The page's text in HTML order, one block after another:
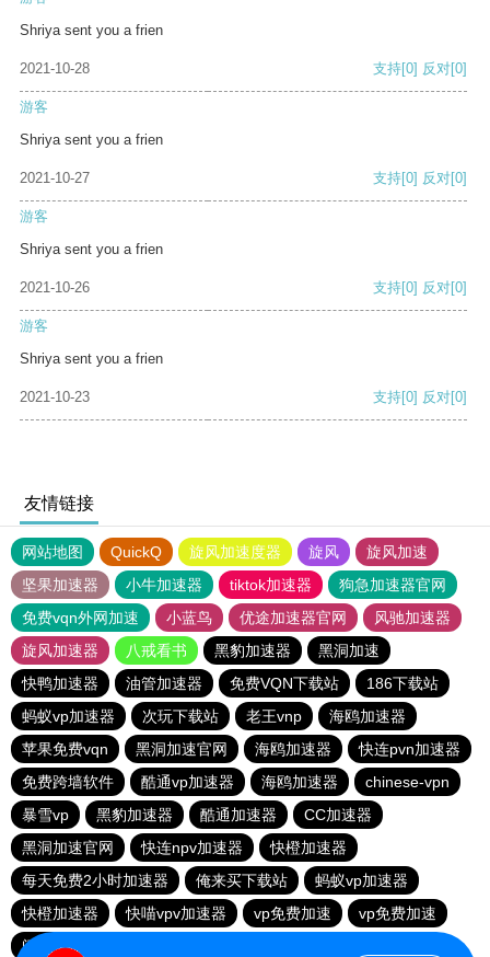
Shriya sent you a frien
2021-10-28 支持[0] 反对[0]
游客
Shriya sent you a frien
2021-10-27 支持[0] 反对[0]
游客
Shriya sent you a frien
2021-10-26 支持[0] 反对[0]
游客
Shriya sent you a frien
2021-10-23 支持[0] 反对[0]
友情链接
网站地图 QuickQ 旋风加速度器 旋风
旋风加速
坚果加速器
小牛加速器 tiktok加速器
狗急加速器官网
免费vqn外网加速
小蓝鸟 优途加速器官网
风驰加速器
旋风加速器
八戒看书 黑豹加速器
黑洞加速
快鸭加速器
油管加速器 免费VQN下载站
186下载站
蚂蚁vp加速器
次玩下载站 老王vnp
海鸥加速器
苹果免费vqn
黑洞加速官网 海鸥加速器
快连pvn加速器
免费跨墙软件
酷通vp加速器 海鸥加速器
chinese-vpn
暴雪vp
黑豹加速器 酷通加速器
CC加速器
黑洞加速官网
快连npv加速器
快橙加速器
每天免费2小时加速器
俺来买下载站
蚂蚁vp加速器
快橙加速器
快喵vpv加速器 vp免费加速
vp免费加速
闪电猫加速器-speedcat